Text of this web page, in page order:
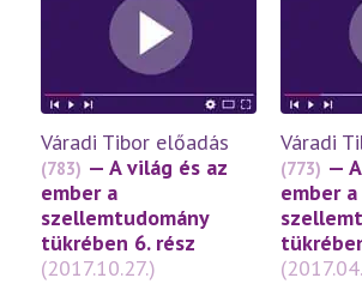
variációja
változatok
termékoldalon
választhatók
ki
variációja
ki
Váradi Tibor előadás
(783) — A világ és az
ember a
szellemtudomány
tükrében 6. rész
(2017.10.27.)
Váradi
(773) —
ember a